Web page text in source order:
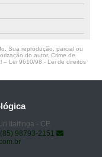
Sua reprodução, parcial ou
do autor. Crime de
– Lei 9610/98 - Lei de direitos
Itaitinga - CE
(85) 98793-2151